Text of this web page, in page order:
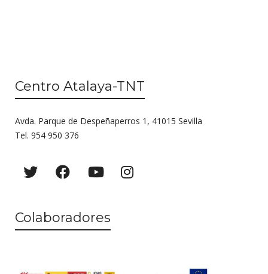
Centro Atalaya-TNT
Avda. Parque de Despeñaperros 1, 41015 Sevilla
Tel. 954 950 376
Colaboradores